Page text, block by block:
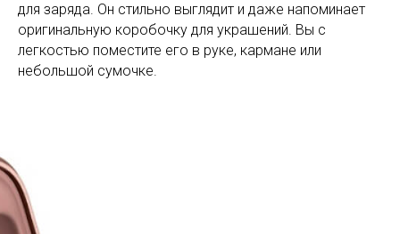
для заряда. Он стильно выглядит и даже напоминает
оригинальную коробочку для украшений. Вы с
легкостью поместите его в руке, кармане или
небольшой сумочке.